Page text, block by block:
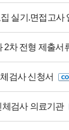
실기.면접고사
2차 전형 제출서
검사 신청서
검사 의료기관